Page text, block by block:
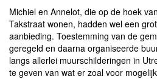
Michiel en Annelot, die op de hoek
Takstraat wonen, hadden wel een
aanbieding. Toestemming van de
geregeld en daarna organiseerde
langs allerlei muurschilderingen in
te geven van wat er zoal voor